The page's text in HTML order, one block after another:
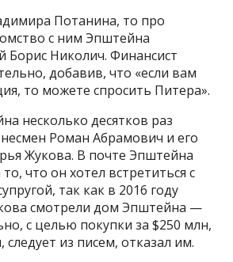
Потанина, то про
с ним Эпштейна
Борис Николич. Финансист
добавив, что «если вам
то можете спросить Питера».
несколько десятков раз
Роман Абрамович и его
Жукова. В почте Эпштейна
что он хотел встретиться с
так как в 2016 году
смотрели дом Эпштейна —
с целью покупки за $250 млн,
из писем, отказал им.